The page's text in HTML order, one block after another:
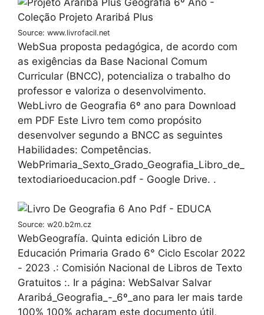
Source: www.livrofacil.net
WebSua proposta pedagógica, de acordo com
as exigências da Base Nacional Comum
Curricular (BNCC), potencializa o trabalho do
professor e valoriza o desenvolvimento.
WebLivro de Geografia 6º ano para Download
em PDF Este Livro tem como propósito
desenvolver segundo a BNCC as seguintes
Habilidades: Competências.
WebPrimaria_Sexto_Grado_Geografia_Libro_de_
textodiarioeducacion.pdf - Google Drive. .
Source: w20.b2m.cz
WebGeografía. Quinta edición Libro de
Educación Primaria Grado 6° Ciclo Escolar 2022
- 2023 .: Comisión Nacional de Libros de Texto
Gratuitos :. Ir a página: WebSalvar Salvar
Araribá_Geografia_-_6º_ano para ler mais tarde
100% 100% acharam este documento útil,